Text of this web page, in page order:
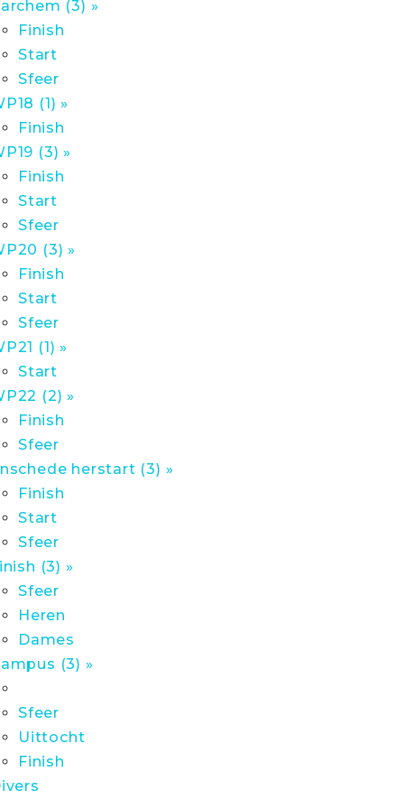
(3) »
Finish
Start
Sfeer
(1) »
Finish
(3) »
Finish
Start
Sfeer
(3) »
Finish
Start
Sfeer
(1) »
Start
(2) »
Finish
Sfeer
herstart (3) »
Finish
Start
Sfeer
(3) »
Sfeer
Heren
Dames
(3) »
Sfeer
Uittocht
Finish